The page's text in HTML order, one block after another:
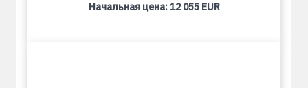
Начальная цена:12 055 EUR